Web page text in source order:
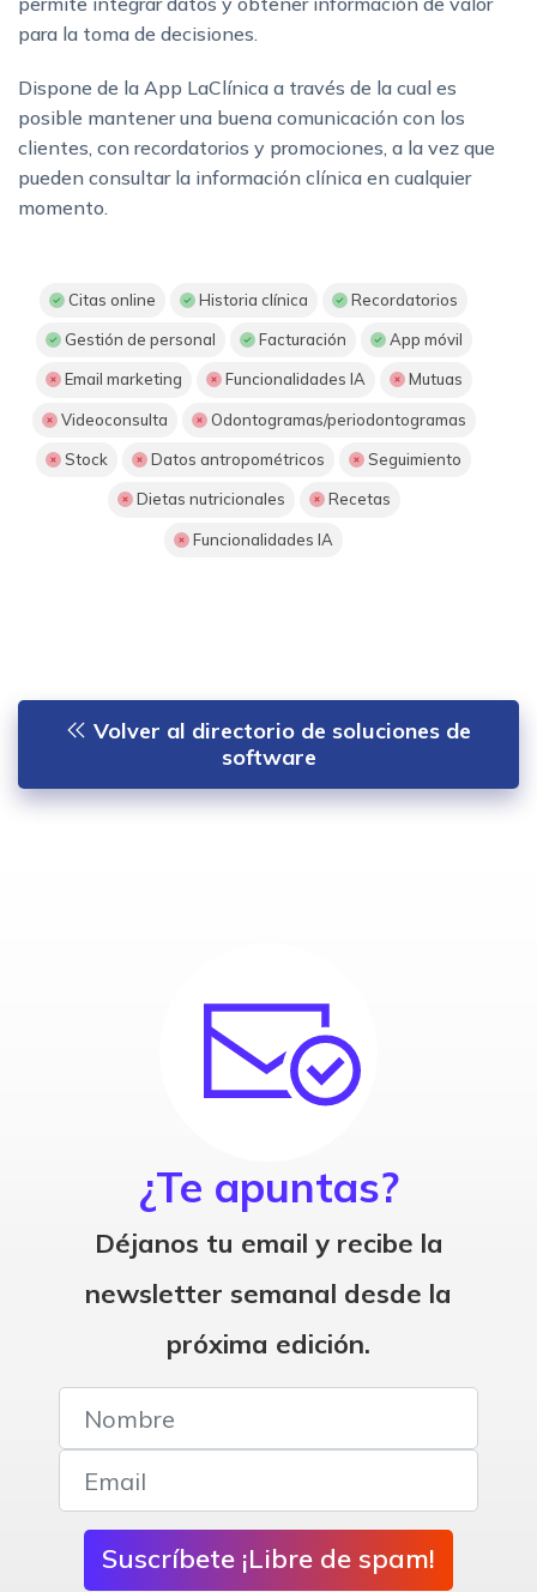
para la toma de decisiones.
Dispone de la App LaClínica a través de la cual es
posible mantener una buena comunicación con los
clientes, con recordatorios y promociones, a la vez que
pueden consultar la información clínica en cualquier
momento.
Citas online Historia clínica Recordatorios
Gestión de personal Facturación App móvil
Email marketing Funcionalidades IA Mutuas
Videoconsulta Odontogramas/periodontogramas
Stock Datos antropométricos Seguimiento
Dietas nutricionales Recetas
Funcionalidades IA
Volver al directorio de soluciones de
software
¿Te apuntas?
Déjanos tu email y recibe la
newsletter semanal desde la
próxima edición.
Suscríbete ¡Libre de spam!